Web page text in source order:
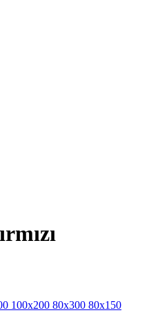
100x200 80x300 80x150